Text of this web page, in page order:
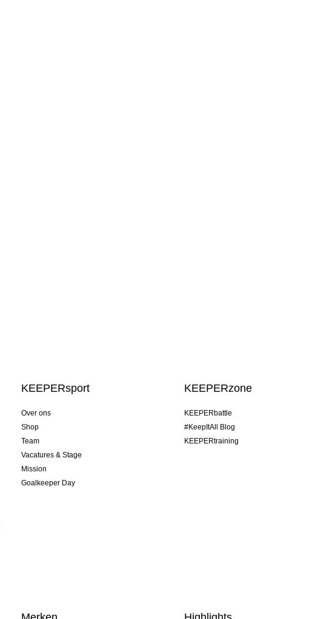
KEEPERsport
Over ons
Shop
Team
Vacatures & Stage
Mission
Goalkeeper Day
KEEPERzone
KEEPERbattle
#KeepItAll Blog
KEEPERtraining